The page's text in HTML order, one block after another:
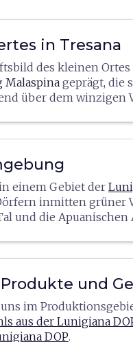
in Tresana
des kleinen
Malaspinageprägt, die
über dem winzigen
steilen Mauern
ihren Schutz
Lage die
gewährleistete. Der
imposanten
im Laufe der
ausgebaut und ist
Giorgio.
einem Gebiet der
inmitten grüner
und die Apuanischen
gehört
Barbarascomit der
auch die Burg von
der Malaspina, die
ist und in der Dante
sein soll.
und
im
aus der Lunigiana
DOP.